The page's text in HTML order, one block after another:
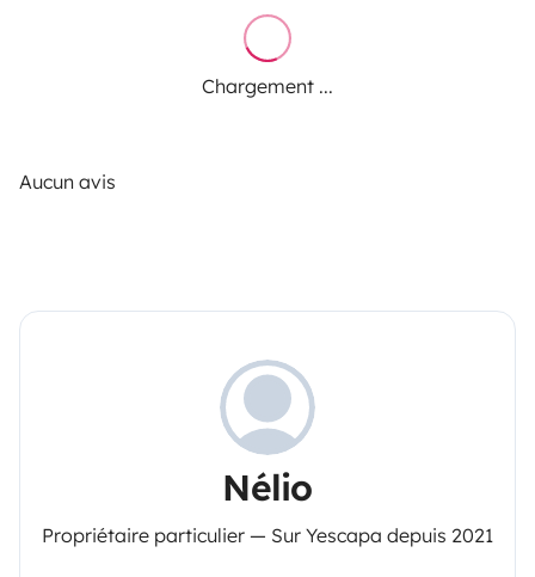
Chargement ...
Aucun avis
Nélio
Propriétaire particulier — Sur Yescapa depuis 2021